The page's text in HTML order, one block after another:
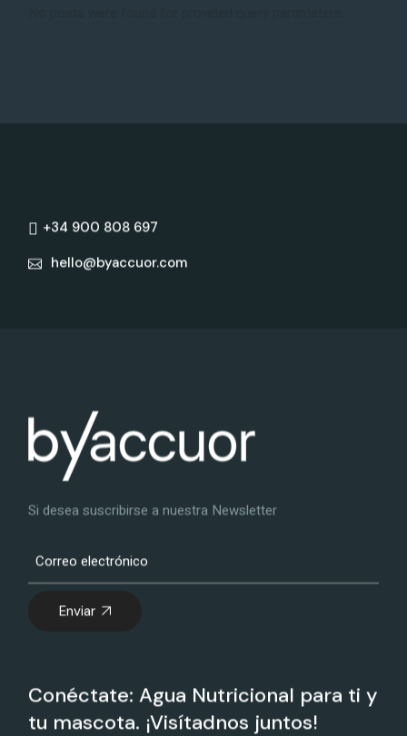
+34 900 808 697
hello@byaccuor.com
Si desea suscribirse a nuestra Newsletter
Enviar
Conéctate: Agua Nutricional para ti y
tu mascota. ¡Visítadnos juntos!